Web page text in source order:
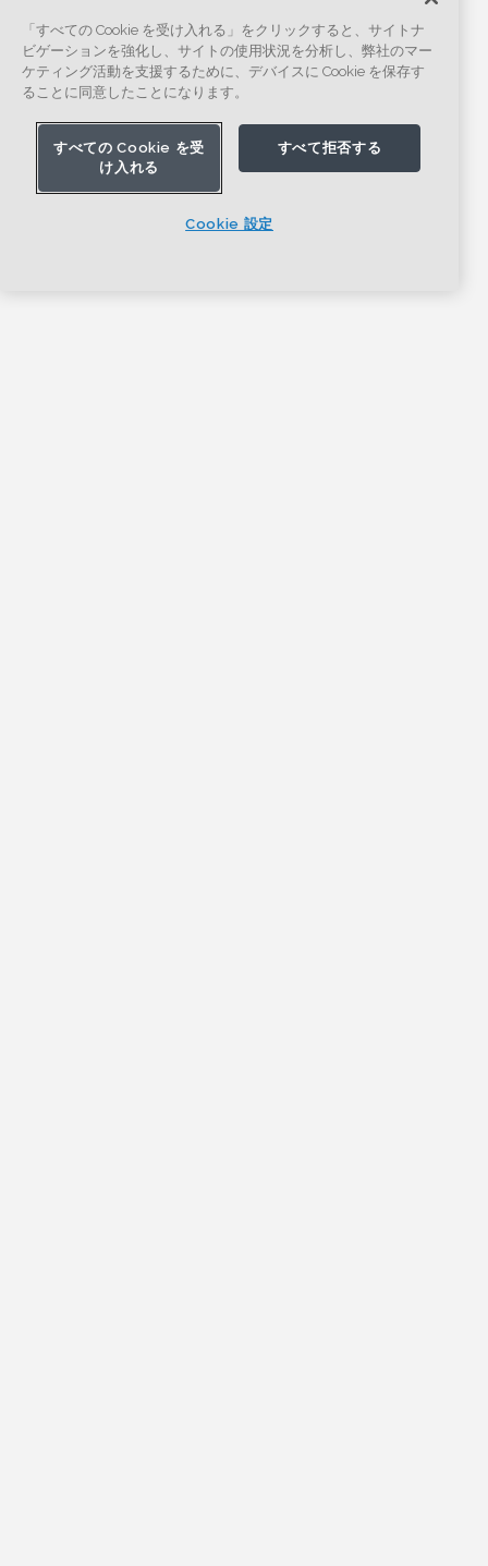
「すべての Cookie を受け入れる」をクリックすると、サイトナ
ビゲーションを強化し、サイトの使用状況を分析し、弊社のマー
ケティング活動を支援するために、デバイスに Cookie を保存す
ることに同意したことになります。
すべての Cookie を受
け入れる
すべて拒否する
Cookie 設定